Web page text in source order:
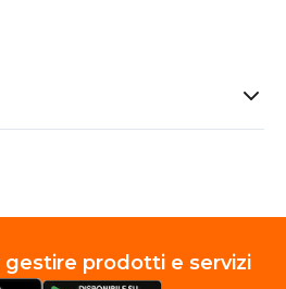
gestire prodotti e servizi